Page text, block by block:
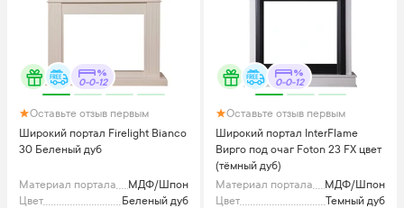
0-0-12
Оставьте отзыв первым
Широкий портал Firelight Bianco
30 Беленый дуб
Материал портала
МДФ/Шпон
Цвет
Беленый дуб
0-0-12
Оставьте отзыв первым
Широкий портал InterFlame
Вирго под очаг Foton 23 FX цвет
(тёмный дуб)
Материал портала
МДФ/Шпон
Цвет
Темный дуб